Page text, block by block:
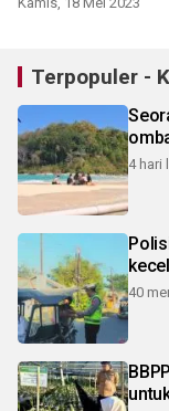
Terpopuler -
4 hari
40